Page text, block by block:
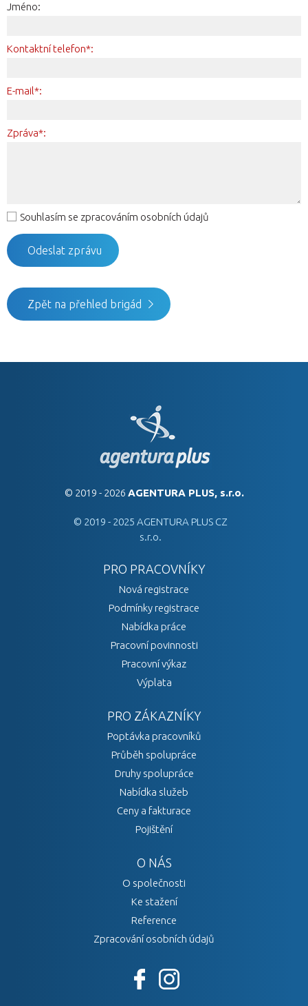
Jméno:
Kontaktní telefon*:
E-mail*:
Zpráva*:
Souhlasím se zpracováním osobních údajů
Zpět na přehled brigád
© 2019 - 2026 AGENTURA PLUS, s.r.o.
© 2019 - 2025 AGENTURA PLUS CZ
s.r.o.
PRO PRACOVNÍKY
Nová registrace
Podmínky registrace
Nabídka práce
Pracovní povinnosti
Pracovní výkaz
Výplata
PRO ZÁKAZNÍKY
Poptávka pracovníků
Průběh spolupráce
Druhy spolupráce
Nabídka služeb
Ceny a fakturace
Pojištění
O NÁS
O společnosti
Ke stažení
Reference
Zpracování osobních údajů